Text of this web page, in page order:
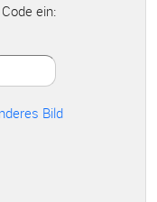
ein:
Bild